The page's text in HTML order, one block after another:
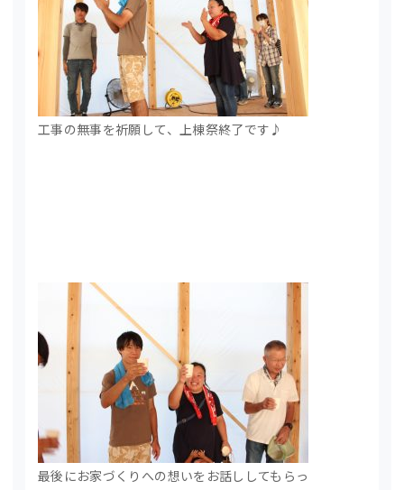
工事の無事を祈願して、上棟祭終了です♪
最後にお家づくりへの想いをお話ししてもらっ